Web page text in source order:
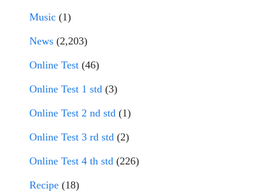
Music (1)
News (2,203)
Online Test (46)
Online Test 1 std (3)
Online Test 2 nd std (1)
Online Test 3 rd std (2)
Online Test 4 th std (226)
Recipe (18)